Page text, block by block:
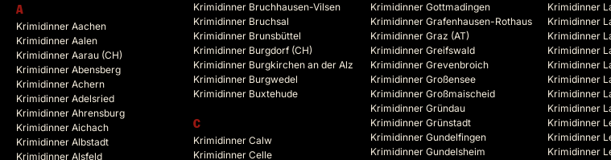
A
Krimidinner Aachen
Krimidinner Aalen
Krimidinner Aarau (CH)
Krimidinner Abensberg
Krimidinner Achern
Krimidinner Adelsried
Krimidinner Ahrensburg
Krimidinner Aichach
Krimidinner Albstadt
Krimidinner Alsfeld
Krimidinner Bruchhausen-Vilsen
Krimidinner Bruchsal
Krimidinner Brunsbüttel
Krimidinner Burgdorf (CH)
Krimidinner Burgkirchen an der Alz
Krimidinner Burgwedel
Krimidinner Buxtehude
C
Krimidinner Calw
Krimidinner Celle
Krimidinner Gottmadingen
Krimidinner Grafenhausen-Rothaus
Krimidinner Graz (AT)
Krimidinner Greifswald
Krimidinner Grevenbroich
Krimidinner Großensee
Krimidinner Großmaischeid
Krimidinner Gründau
Krimidinner Grünstadt
Krimidinner Gundelfingen
Krimidinner Gundelsheim
Krimidinner
Krimidinner
Krimidinner
Krimidinner
Krimidinner
Krimidinner
Krimidinner
Krimidinner
Krimidinner
Krimidinner
Krimidinner